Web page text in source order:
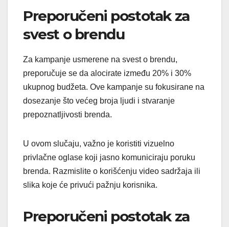
Preporučeni postotak za
svest o brendu
Za kampanje usmerene na svest o brendu,
preporučuje se da alocirate između 20% i 30%
ukupnog budžeta. Ove kampanje su fokusirane na
dosezanje što većeg broja ljudi i stvaranje
prepoznatljivosti brenda.
U ovom slučaju, važno je koristiti vizuelno
privlačne oglase koji jasno komuniciraju poruku
brenda. Razmislite o korišćenju video sadržaja ili
slika koje će privući pažnju korisnika.
Preporučeni postotak za